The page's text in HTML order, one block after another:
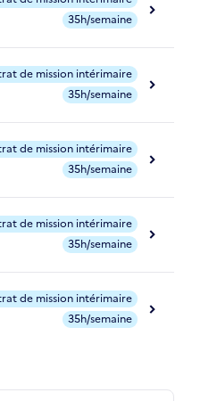
35h/semaine
de mission intérimaire
35h/semaine
de mission intérimaire
35h/semaine
de mission intérimaire
35h/semaine
de mission intérimaire
35h/semaine